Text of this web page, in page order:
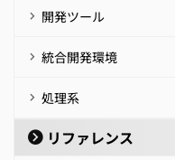
開発ツール
統合開発環境
処理系
リファレンス